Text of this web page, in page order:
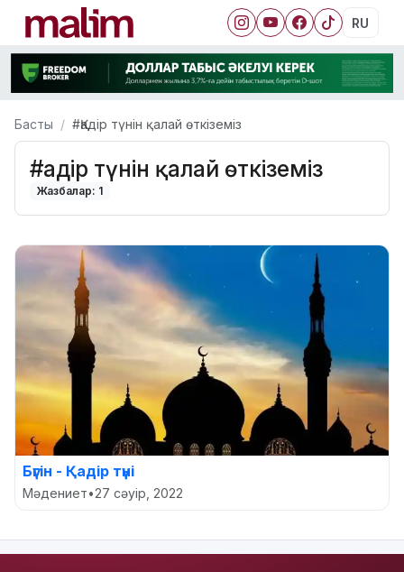
RU
Басты #Қадір түнін қалай өткіземіз
#Қадір түнін қалай өткіземіз
Жазбалар: 1
Бүгін - Қадір түні
Мәдениет•27 сәуір, 2022